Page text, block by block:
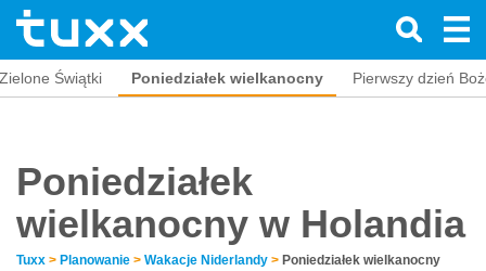
Świątki Poniedziałek wielkanocny Pierwszy dzień
Poniedziałek
wielkanocny w Holandia
Tuxx > Planowanie > Wakacje Niderlandy > Poniedziałek wielkanocny